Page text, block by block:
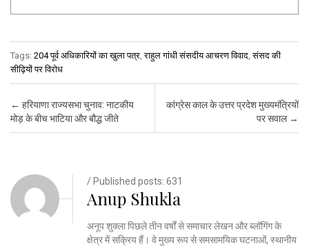
Tags: 204 पूर्व अधिकारियों का खुला पत्र ,राहुल गांधी संसदीय आचरण विवाद ,संसद की
सीढ़ियों पर विरोध
Post navigation
← हरियाणा राज्यसभा चुनाव: नाटकीय
मोड़ के बीच भाटिया और बौद्ध जीते
कांग्रेस काल के उत्तर प्रदेश मुख्यमंत्रियों
पर सवाल →
/ Published posts: 631
Anup Shukla
अनूप शुक्ला पिछले तीन वर्षों से समाचार लेखन और ब्लॉगिंग के
क्षेत्र में सक्रिय हैं। वे मुख्य रूप से समसामयिक घटनाओं, स्थानीय